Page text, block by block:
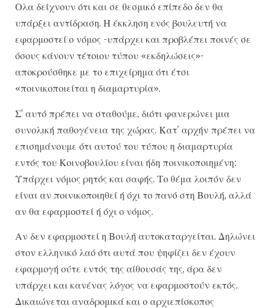
Ολα δείχνουν ότι και σε θεσμικό επίπεδο δεν θα
υπάρξει αντίδραση. Η έκκληση ενός βουλευτή να
εφαρμοστεί ο νόμος -υπάρχει και προβλέπει ποινές σε
όσους κάνουν τέτοιου τύπου «εκδηλώσεις»-
αποκρούσθηκε με το επιχείρημα ότι έτσι
«ποινικοποιείται η διαμαρτυρία».
Σ’ αυτό πρέπει να σταθούμε, διότι φανερώνει μια
συνολική παθογένεια της χώρας. Κατ’ αρχήν πρέπει να
επισημάνουμε ότι αυτού του τύπου η διαμαρτυρία
εντός του Κοινοβουλίου είναι ήδη ποινικοποιημένη:
Υπάρχει νόμος ρητός και σαφής. Το θέμα λοιπόν δεν
είναι αν ποινικοποιηθεί ή όχι το πανό στη Βουλή, αλλά
αν θα εφαρμοστεί ή όχι ο νόμος.
Αν δεν εφαρμοστεί η Βουλή αυτοκαταργείται. Δηλώνει
στον ελληνικό λαό ότι αυτά που ψηφίζει δεν έχουν
εφαρμογή ούτε εντός της αίθουσάς της, άρα δεν
υπάρχει και κανένας λόγος να εφαρμοστούν εκτός.
Δικαιώνεται αναδρομικά και ο αρχιεπίσκοπος